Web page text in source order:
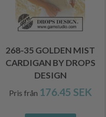
268-35 GOLDEN MIST
CARDIGAN BY DROPS
DESIGN
Pris från 176.45 SEK